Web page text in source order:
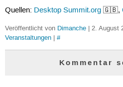
Quellen: Desktop Summit.org🇬🇧,
Veröffentlicht von Dimanche| 2. August
Veranstaltungen| #
Kommentar